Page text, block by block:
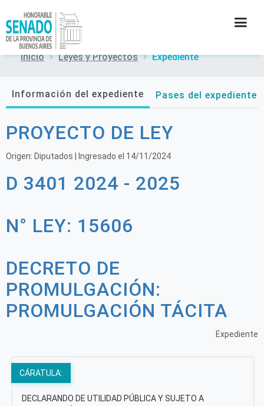
SECRETARÍAS
PRENSA
Inicio Leyes y Proyectos Expediente
Información del expediente Pases del expediente
PROYECTO DE LEY
Origen: Diputados | Ingresado el 14/11/2024
D 3401 2024 - 2025
N° LEY: 15606
DECRETO DE
PROMULGACIÓN:
PROMULGACIÓN TÁCITA
Expediente
CÁRATULA:
DECLARANDO DE UTILIDAD PÚBLICA Y SUJETO A